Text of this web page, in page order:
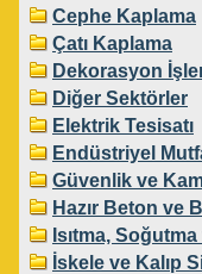
Cephe Kaplama
Çatı Kaplama
Dekorasyon
Diğer Sektörler
Elektrik Tesisatı
Endüstriyel
Güvenlik ve
Hazır Beton ve
Isıtma,
İskele ve Kalıp